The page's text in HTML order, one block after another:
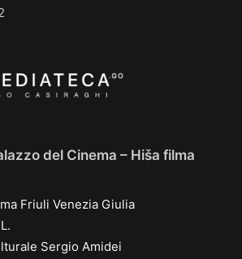
del Cinema – Hiša filma
Friuli Venezia Giulia
Sergio Amidei